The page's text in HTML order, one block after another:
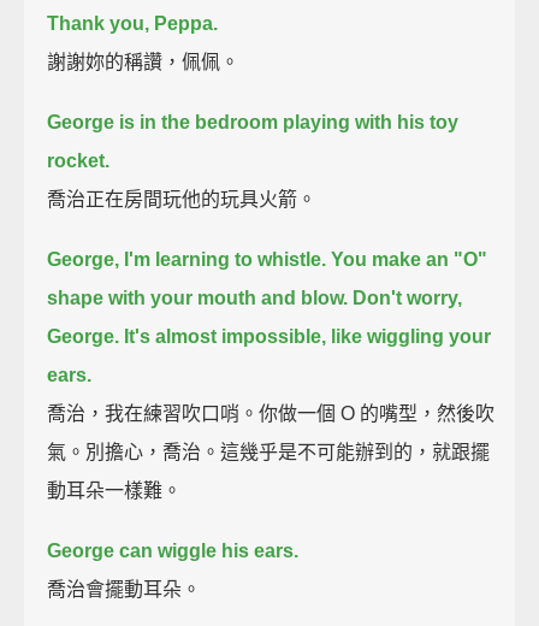
Thank you, Peppa.
謝謝妳的稱讚，佩佩。
George is in the bedroom playing with his toy
rocket.
喬治正在房間玩他的玩具火箭。
George, I'm learning to whistle. You make an "O"
shape with your mouth and blow. Don't worry,
George. It's almost impossible, like wiggling your
ears.
喬治，我在練習吹口哨。你做一個 O 的嘴型，然後吹
氣。別擔心，喬治。這幾乎是不可能辦到的，就跟擺
動耳朵一樣難。
George can wiggle his ears.
喬治會擺動耳朵。